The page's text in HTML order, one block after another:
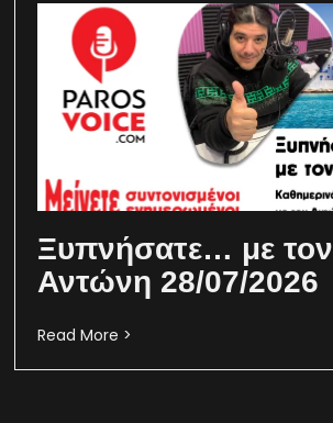
Ξυπνήσατε… με τον
Αντώνη 28/07/2026
Read More >